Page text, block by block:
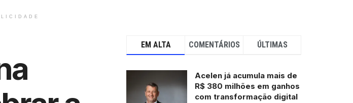
EM ALTA COMENTÁRIOS ÚLTIMAS
Acelen já acumula mais de
R$ 380 milhões em ganhos
com transformação digital